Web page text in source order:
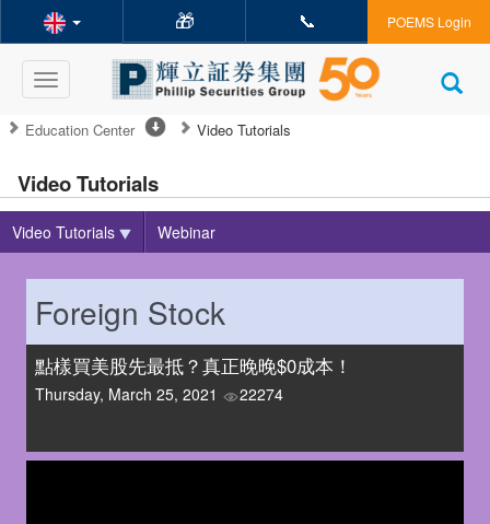
🎁 📞 POEMS Login
Toggle
navigation
Education Center Video Tutorials
Video Tutorials
Video Tutorials Webinar
Foreign Stock
點樣買美股先最抵？真正晚晚$0成本！
Thursday, March 25, 2021 22274